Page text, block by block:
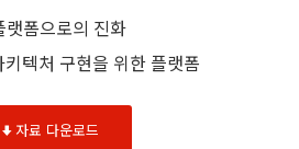
폼으로의 진화
텍처 구현을 위한 플랫폼
자료 다운로드